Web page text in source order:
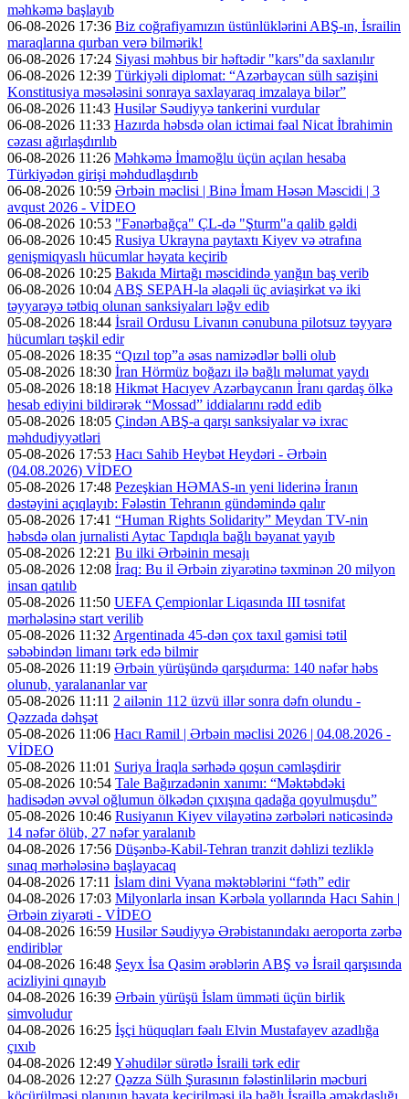
məhkəmə başlayıb
06-08-2026 17:36 Biz coğrafiyamızın üstünlüklərini ABŞ-ın, İsrailin
maraqlarına qurban verə bilmərik!
06-08-2026 17:24 Siyasi məhbus bir həftədir "kars"da saxlanılır
06-08-2026 12:39 Türkiyəli diplomat: “Azərbaycan sülh sazişini
Konstitusiya məsələsini sonraya saxlayaraq imzalaya bilər”
06-08-2026 11:43 Husilər Səudiyyə tankerini vurdular
06-08-2026 11:33 Hazırda həbsdə olan ictimai fəal Nicat İbrahimin
cəzası ağırlaşdırılıb
06-08-2026 11:26 Məhkəmə İmamoğlu üçün açılan hesaba
Türkiyədən girişi məhdudlaşdırıb
06-08-2026 10:59 Ərbəin məclisi | Binə İmam Həsən Məscidi | 3
avqust 2026 - VİDEO
06-08-2026 10:53 "Fənərbağça" ÇL-də "Şturm"a qalib gəldi
06-08-2026 10:45 Rusiya Ukrayna paytaxtı Kiyev və ətrafına
genişmiqyaslı hücumlar həyata keçirib
06-08-2026 10:25 Bakıda Mirtağı məscidində yanğın baş verib
06-08-2026 10:04ABŞ SEPAH-la əlaqəli üç aviaşirkət və iki
təyyarəyə tətbiq olunan sanksiyaları ləğv edib
05-08-2026 18:44 İsrail Ordusu Livanın cənubuna pilotsuz təyyarə
hücumları təşkil edir
05-08-2026 18:35 “Qızıl top”a əsas namizədlər bəlli olub
05-08-2026 18:30 İran Hörmüz boğazı ilə bağlı məlumat yaydı
05-08-2026 18:18 Hikmət Hacıyev Azərbaycanın İranı qardaş ölkə
hesab ediyini bildirərək “Mossad” iddialarını rədd edib
05-08-2026 18:05 Çindən ABŞ-a qarşı sanksiyalar və ixrac
məhdudiyyətləri
05-08-2026 17:53 Hacı Sahib Heybət Heydəri - Ərbəin
(04.08.2026) VİDEO
05-08-2026 17:48 Pezeşkian HƏMAS-ın yeni liderinə İranın
dəstəyini açıqlayıb: Fələstin Tehranın gündəmində qalır
05-08-2026 17:41 “Human Rights Solidarity” Meydan TV-nin
həbsdə olan jurnalisti Aytac Tapdıqla bağlı bəyanat yayıb
05-08-2026 12:21 Bu ilki Ərbəinin mesajı
05-08-2026 12:08 İraq: Bu il Ərbəin ziyarətinə təxminən 20 milyon
insan qatılıb
05-08-2026 11:50 UEFA Çempionlar Liqasında III təsnifat
mərhələsinə start verilib
05-08-2026 11:32Argentinada 45-dən çox taxıl gəmisi tətil
səbəbindən limanı tərk edə bilmir
05-08-2026 11:19 Ərbəin yürüşündə qarşıdurma: 140 nəfər həbs
olunub, yaralananlar var
05-08-2026 11:11 2 ailənin 112 üzvü illər sonra dəfn olundu -
Qəzzada dəhşət
05-08-2026 11:06 Hacı Ramil | Ərbəin məclisi 2026 | 04.08.2026 -
VİDEO
05-08-2026 11:01 Suriya İraqla sərhədə qoşun cəmləşdirir
05-08-2026 10:54 Tale Bağırzadənin xanımı: “Məktəbdəki
hadisədən əvvəl oğlumun ölkədən çıxışına qadağa qoyulmuşdu”
05-08-2026 10:46 Rusiyanın Kiyev vilayətinə zərbələri nəticəsində
14 nəfər ölüb, 27 nəfər yaralanıb
04-08-2026 17:56 Düşənbə-Kabil-Tehran tranzit dəhlizi tezliklə
sınaq mərhələsinə başlayacaq
04-08-2026 17:11 İslam dini Vyana məktəblərini “fəth” edir
04-08-2026 17:03 Milyonlarla insan Kərbəla yollarında Hacı Sahin |
Ərbəin ziyarəti - VİDEO
04-08-2026 16:59 Husilər Səudiyyə Ərəbistanındakı aeroporta zərbə
endiriblər
04-08-2026 16:48 Şeyx İsa Qasim ərəblərin ABŞ və İsrail qarşısında
acizliyini qınayıb
04-08-2026 16:39 Ərbəin yürüşü İslam ümməti üçün birlik
simvoludur
04-08-2026 16:25 İşçi hüquqları fəalı Elvin Mustafayev azadlığa
çıxıb
04-08-2026 12:49Yəhudilər sürətlə İsraili tərk edir
04-08-2026 12:27 Qəzza Sülh Şurasının fələstinlilərin məcburi